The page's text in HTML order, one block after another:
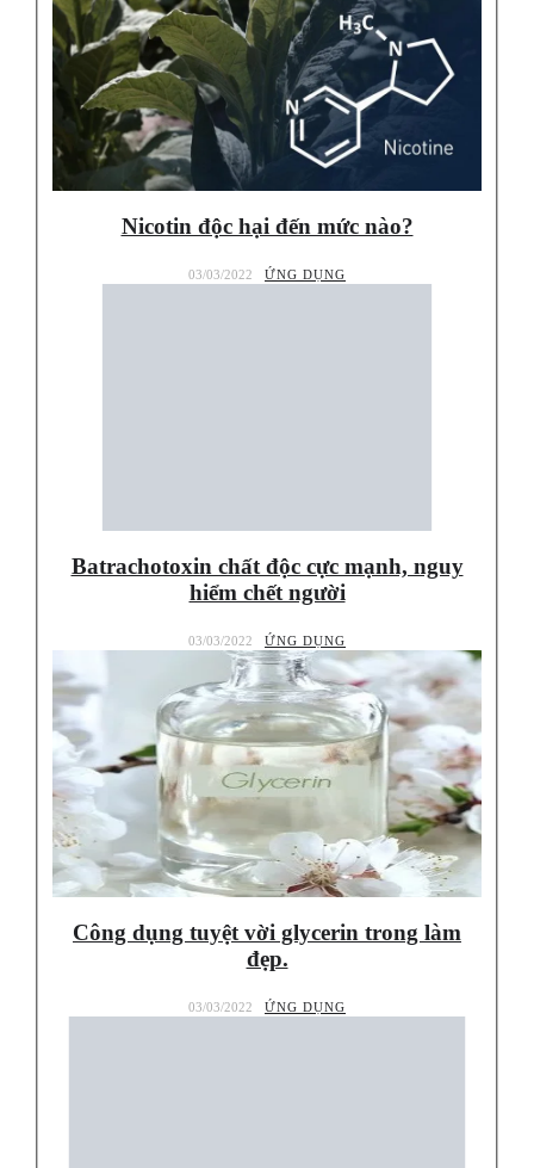
Nicotin độc hại đến mức nào?
03/03/2022 ỨNG DỤNG
Batrachotoxin chất độc cực mạnh, nguy
hiểm chết người
03/03/2022 ỨNG DỤNG
Công dụng tuyệt vời glycerin trong làm
đẹp.
03/03/2022 ỨNG DỤNG